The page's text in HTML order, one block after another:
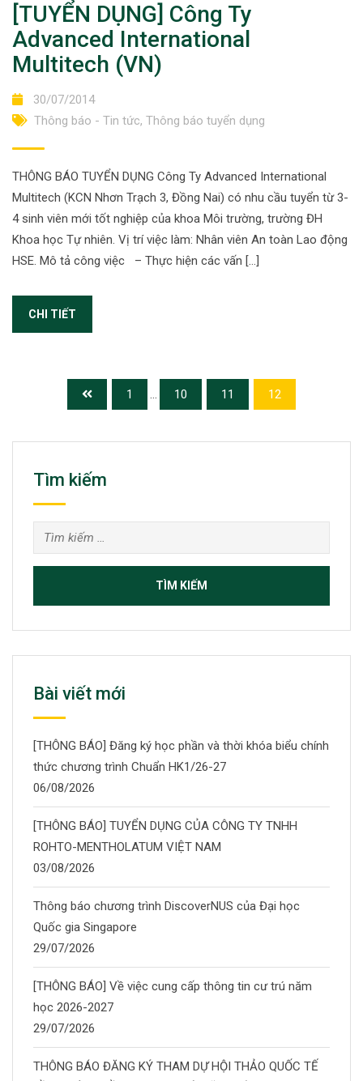
[TUYỂN DỤNG] Công Ty
Advanced International
Multitech (VN)
30/07/2014
Thông báo - Tin tức, Thông báo tuyển dụng
THÔNG BÁO TUYỂN DỤNG Công Ty Advanced International
Multitech (KCN Nhơn Trạch 3, Đồng Nai) có nhu cầu tuyển từ 3-
4 sinh viên mới tốt nghiệp của khoa Môi trường, trường ĐH
Khoa học Tự nhiên. Vị trí việc làm: Nhân viên An toàn Lao động
HSE. Mô tả công việc – Thực hiện các vấn […]
CHI TIẾT
1 ... 10 11 12
Tìm kiếm
Tìm
kiếm
Bài viết mới
[THÔNG BÁO] Đăng ký học phần và thời khóa biểu chính
thức chương trình Chuẩn HK1/26-27
06/08/2026
[THÔNG BÁO] TUYỂN DỤNG CỦA CÔNG TY TNHH
ROHTO-MENTHOLATUM VIỆT NAM
03/08/2026
Thông báo chương trình DiscoverNUS của Đại học
Quốc gia Singapore
29/07/2026
[THÔNG BÁO] Về việc cung cấp thông tin cư trú năm
học 2026-2027
29/07/2026
THÔNG BÁO ĐĂNG KÝ THAM DỰ HỘI THẢO QUỐC TẾ